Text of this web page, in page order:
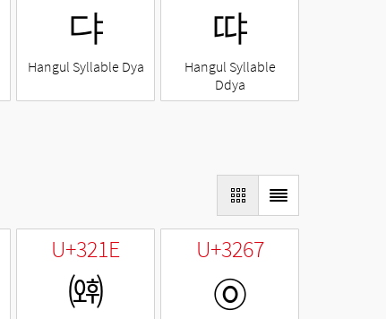
댜
Hangul Syllable Dya
땨
Hangul Syllable
Ddya
U+321E
㈞
U+3267
㉧